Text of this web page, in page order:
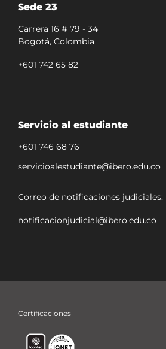
Sede 23
Carrera 16 # 79 - 34
Bogotá, Colombia
+601 742 65 82
Servicio al estudiante
+601 746 68 76
servicioalestudiante@ibero.edu.co
Correo de notificaciones judiciales:
notificacionjudicial@ibero.edu.co
Certificaciones